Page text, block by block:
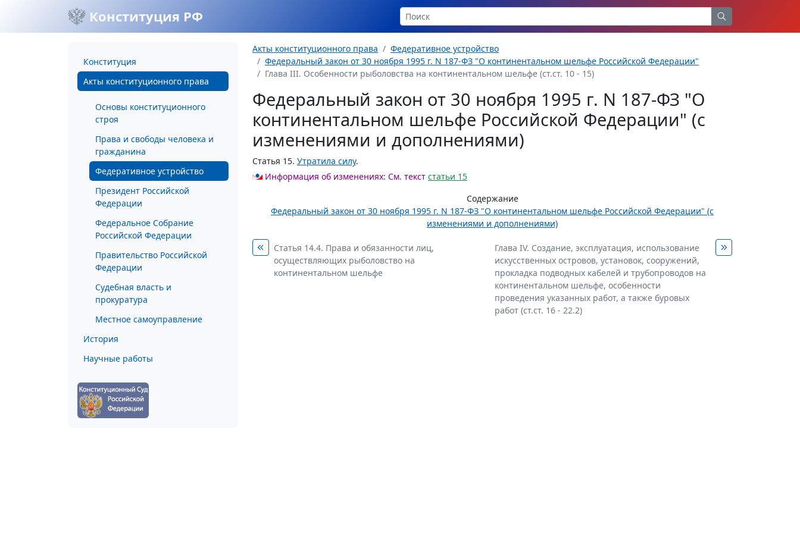
Конституция РФ
Конституция
Акты конституционного права
Основы конституционного
строя
Права и свободы человека и
гражданина
Федеративное устройство
Президент Российской
Федерации
Федеральное Собрание
Российской Федерации
Правительство Российской
Федерации
Судебная власть и
прокуратура
Местное самоуправление
История
Научные работы
Акты конституционного права
Федеративное устройство
Федеральный закон от 30 ноября 1995 г. N 187-ФЗ "О континентальном шельфе Российской Федерации"
Глава III. Особенности рыболовства на континентальном шельфе (ст.ст. 10 - 15)
Федеральный закон от 30 ноября 1995 г. N 187-ФЗ "О
континентальном шельфе Российской Федерации" (с
изменениями и дополнениями)
Статья 15. Утратила силу.
Информация об изменениях: См. текст статьи 15
Содержание
Федеральный закон от 30 ноября 1995 г. N 187-ФЗ "О континентальном шельфе Российской Федерации" (с
изменениями и дополнениями)
Статья 14.4. Права и обязанности лиц,
осуществляющих рыболовство на
континентальном шельфе
Глава IV. Создание, эксплуатация, использование
искусственных островов, установок, сооружений,
прокладка подводных кабелей и трубопроводов на
континентальном шельфе, особенности
проведения указанных работ, а также буровых
работ (ст.ст. 16 - 22.2)